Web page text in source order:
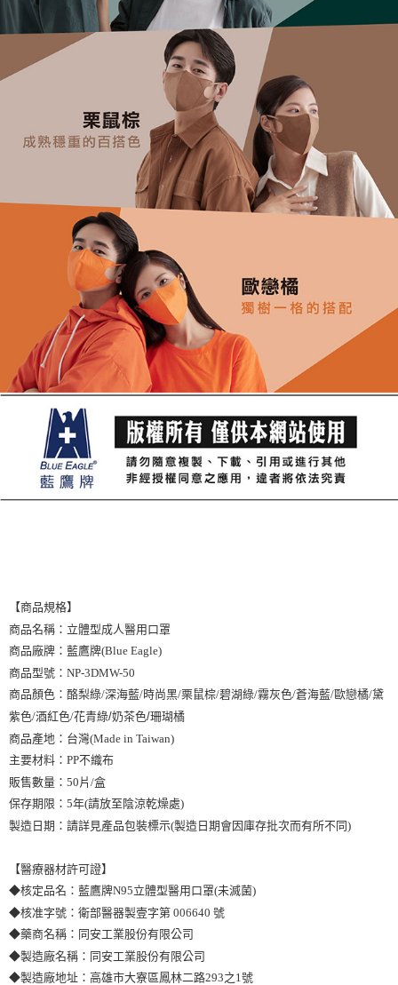
【商品規格】
商品名稱：立體型成人醫用口罩
商品廠牌：藍鷹牌(Blue Eagle)
商品型號：NP-3DMW-50
商品顏色：酪梨綠/深海藍/時尚黑/栗鼠棕/碧湖綠/霧灰色/蒼海藍/歐戀橘/黛
紫色/酒紅色/花青綠/奶茶色/珊瑚橘
商品產地：台灣(Made in Taiwan)
主要材料：PP不織布
販售數量：50片/盒
保存期限：5年(請放至陰涼乾燥處)
製造日期：請詳見產品包裝標示(製造日期會因庫存批次而有所不同)
【醫療器材許可證】
◆核定品名：藍鷹牌N95立體型醫用口罩(未滅菌)
◆核准字號：衛部醫器製壹字第 006640 號
◆藥商名稱：同安工業股份有限公司
◆製造廠名稱：同安工業股份有限公司
◆製造廠地址：高雄市大寮區鳳林二路293之1號